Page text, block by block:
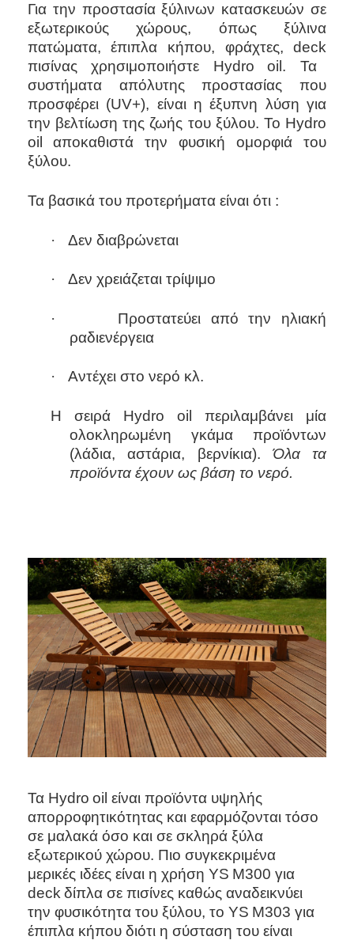
Για την προστασία ξύλινων κατασκευών σε
εξωτερικούς χώρους, όπως ξύλινα
πατώματα, έπιπλα κήπου, φράχτες,deck
πισίνας χρησιμοποιήστε Hydro oil . Τα
συστήματα απόλυτης προστασίας που
προσφέρει (UV+), είναι η έξυπνη λύση για
την βελτίωση της ζωής του ξύλου. Το Hydro
oil
αποκαθιστά την φυσική ομορφιά του
ξύλου.
Τα βασικά του προτερήματα είναι ότι :
· Δεν διαβρώνεται
· Δεν χρειάζεται τρίψιμο
·
Προστατεύει από την ηλιακή
ραδιενέργεια
· Αντέχει στο νερό κλ.
Η σειρά Hydro oil
περιλαμβάνει μία
ολοκληρωμένη γκάμα προϊόντων
(λάδια, αστάρια, βερνίκια). Όλα τα
προϊόντα έχουν ως βάση το νερό.
Τα Hydro oil είναι προϊόντα υψηλής
απορροφητικότητας και εφαρμόζονται τόσο
σε μαλακά όσο και σε σκληρά ξύλα
εξωτερικού χώρου. Πιο συγκεκριμένα
μερικές ιδέες είναι η χρήση YS M300 για
deck δίπλα σε πισίνες καθώς αναδεικνύει
την φυσικότητα του ξύλου, το YS M303 για
έπιπλα κήπου διότι η σύσταση του είναι